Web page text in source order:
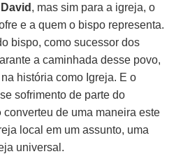
David , mas sim para a igreja, o
e a quem o bispo representa.
bispo, como sucessor dos
a caminhada desse povo,
história como Igreja. E o
sofrimento de parte do
converteu de uma maneira este
local em um assunto, uma
universal.